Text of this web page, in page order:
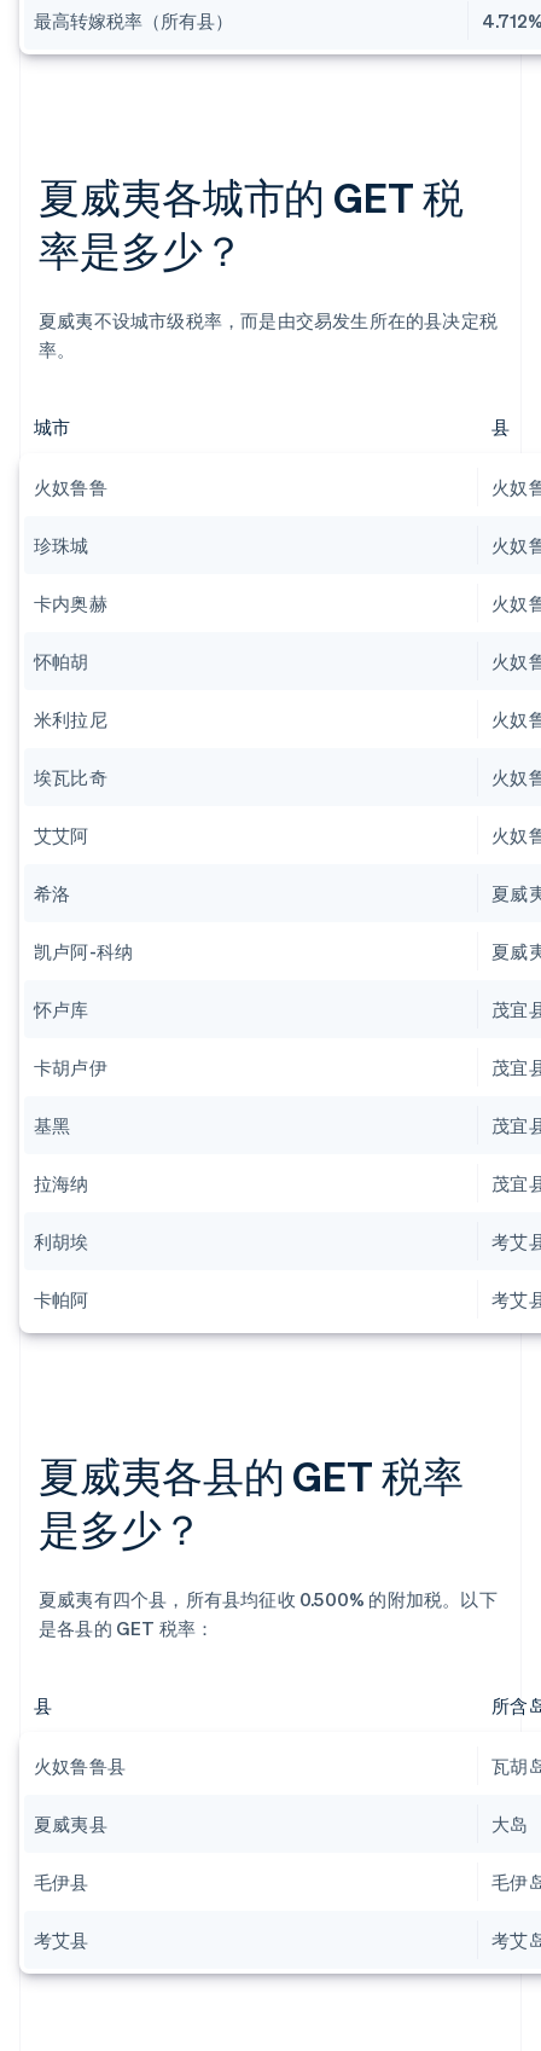
最高转嫁税率（所有县）
夏威夷各城市的 GET 税
率是多少？
夏威夷不设城市级税率，而是由交易发生所在的县决定税
率。
城市 县
火奴鲁鲁 火奴
珍珠城 火奴
卡内奥赫 火奴
怀帕胡 火奴
米利拉尼 火奴
埃瓦比奇 火奴
艾艾阿 火奴
希洛 夏威
凯卢阿-科纳 夏威
怀卢库 茂宜
卡胡卢伊 茂宜
基黑 茂宜
拉海纳 茂宜
利胡埃 考艾
卡帕阿 考艾
夏威夷各县的 GET 税率
是多少？
夏威夷有四个县，所有县均征收 0.500% 的附加税。以下
是各县的 GET 税率：
县 所含
火奴鲁鲁县 瓦胡
夏威夷县 大岛
毛伊县 毛伊
考艾县 考艾